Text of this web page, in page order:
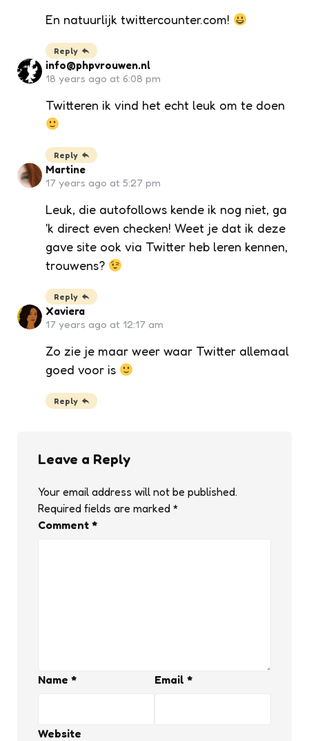
En natuurlijk twittercounter.com!
Reply
info@phpvrouwen.nl
18 years ago at 6:08 pm
Twitteren ik vind het echt leuk om te doen
Reply
Martine
17 years ago at 5:27 pm
Leuk, die autofollows kende ik nog niet, ga
'k direct even checken! Weet je dat ik deze
gave site ook via Twitter heb leren kennen,
trouwens?
Reply
Xaviera
17 years ago at 12:17 am
Zo zie je maar weer waar Twitter allemaal
goed voor is
Reply
Leave a Reply
Your email address will not be published.
Required fields are marked *
Comment *
Name * Email *
Website